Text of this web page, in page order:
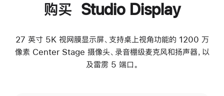
购买 Studio Display
27 英寸 5K 视网膜显示屏、支持桌上视角功能的 1200 万
像素 Center Stage 摄像头、录音棚级麦克风和扬声器，以
及雷雳 5 端口。